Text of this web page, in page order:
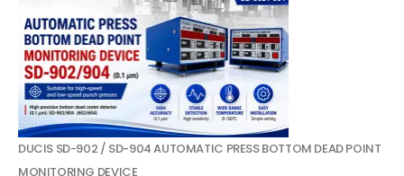
DUCIS SD-902 / SD-904 AUTOMATIC PRESS BOTTOM DEAD POINT
MONITORING DEVICE